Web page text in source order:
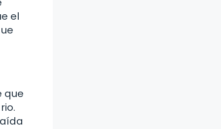
el
que